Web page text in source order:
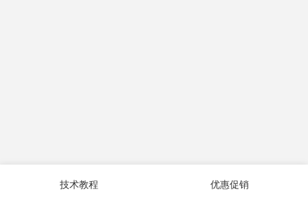
技术教程 优惠促销